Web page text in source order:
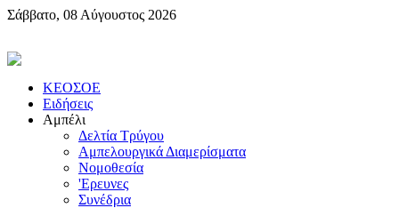
Σάββατο, 08 Αύγουστος 2026
KEOΣOE
Ειδήσεις
Αμπέλι
Δελτία Τρύγου
Αμπελουργικά Διαμερίσματα
Nομοθεσία
'Eρευνες
Συνέδρια